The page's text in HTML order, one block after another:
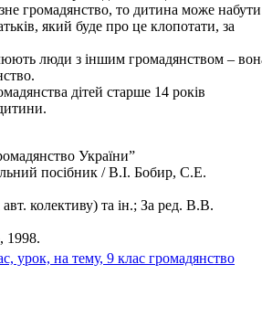
громадянство, то дитина може набути
який буде про це клопотати, за
люди з іншим громадянством –
дітей старше 14 років
України”
посібник / В.І. Бобир, С.Е.
колективу) та ін.; За ред. В.В.
урок, на тему, 9 клас громадянство